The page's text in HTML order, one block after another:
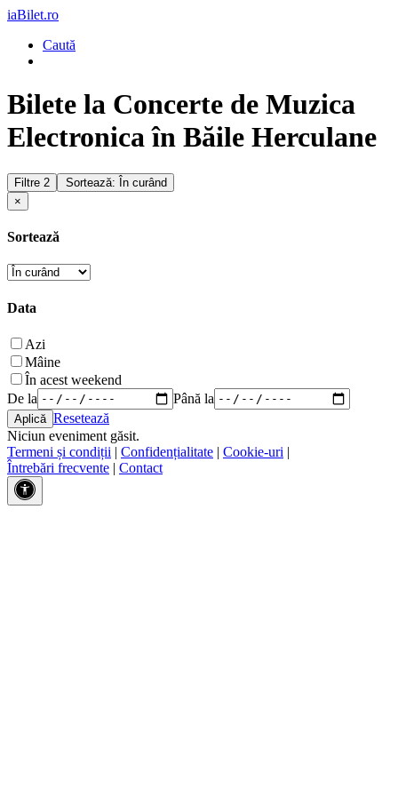
iaBilet.ro
Caută
Bilete la Concerte de Muzica
Electronica în Băile Herculane
Filtre 2
Sortează: În curând
×
Sortează
Data
Azi
Mâine
În acest weekend
De la
Până la
Resetează
Niciun eveniment găsit.
Termeni și condiții | Confidențialitate | Cookie-uri |
Întrebări frecvente | Contact